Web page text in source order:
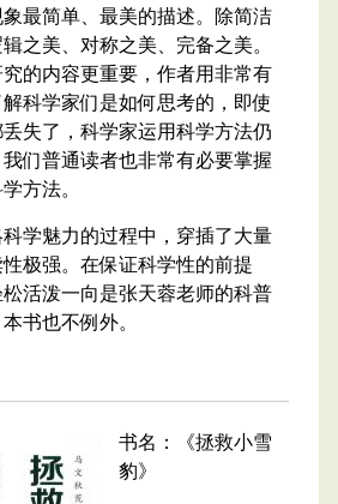
最简单、最美的描述。除简洁
之美、对称之美、完备之美。
的内容更重要，作者用非常有
科学家们是如何思考的，即使
失了，科学家运用科学方法仍
我们普通读者也非常有必要掌握
方法。
学魅力的过程中，穿插了大量
极强。在保证科学性的前提
活泼一向是张天蓉老师的科普
书也不例外。
书名：《拯救小雪
豹》